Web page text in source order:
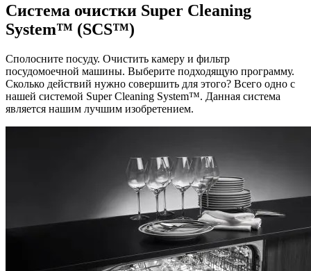
Система очистки Super Cleaning
System™ (SCS™)
Сполосните посуду. Очистить камеру и фильтр
посудомоечной машины. Выберите подходящую программу.
Сколько действий нужно совершить для этого? Всего одно с
нашей системой Super Cleaning System™. Данная система
является нашим лучшим изобретением.